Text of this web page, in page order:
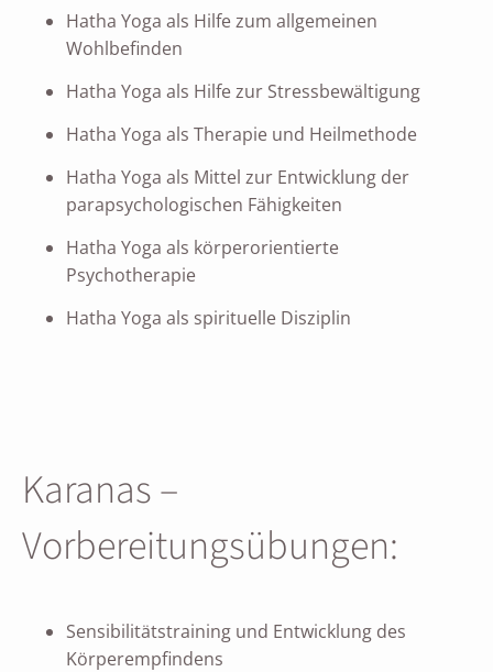
Hatha Yoga als Hilfe zum allgemeinen
Wohlbefinden
Hatha Yoga als Hilfe zur Stressbewältigung
Hatha Yoga als Therapie und Heilmethode
Hatha Yoga als Mittel zur Entwicklung der
parapsychologischen Fähigkeiten
Hatha Yoga als körperorientierte
Psychotherapie
Hatha Yoga als spirituelle Disziplin
Karanas –
Vorbereitungsübungen:
Sensibilitätstraining und Entwicklung des
Körperempfindens